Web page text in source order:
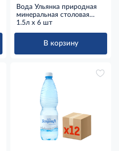
Вода Ульянка природная
минеральная столовая
негазированная, 1.5л x 6
1.5л x 6 шт
В корзину